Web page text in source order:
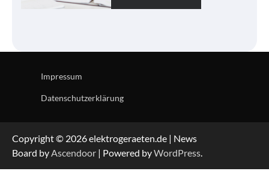
Impressum
Datenschutzerklärung
Copyright © 2026 elektrogeraeten.de | News
Board by Ascendoor | Powered byWordPress